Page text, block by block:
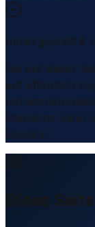
Inhalt geprüft &
Die auf dieser
auf öffentlich
Standorts kann
Gewähr.
Diese